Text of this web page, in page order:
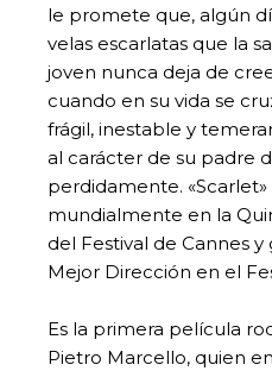
le promete que, algún
velas escarlatas que la
joven nunca deja de
cuando en su vida se
frágil, inestable y
al carácter de su padre
perdidamente.
mundialmente en la
del Festival de Cannes
Mejor Dirección en el
Es la primera película
Pietro Marcello, quien